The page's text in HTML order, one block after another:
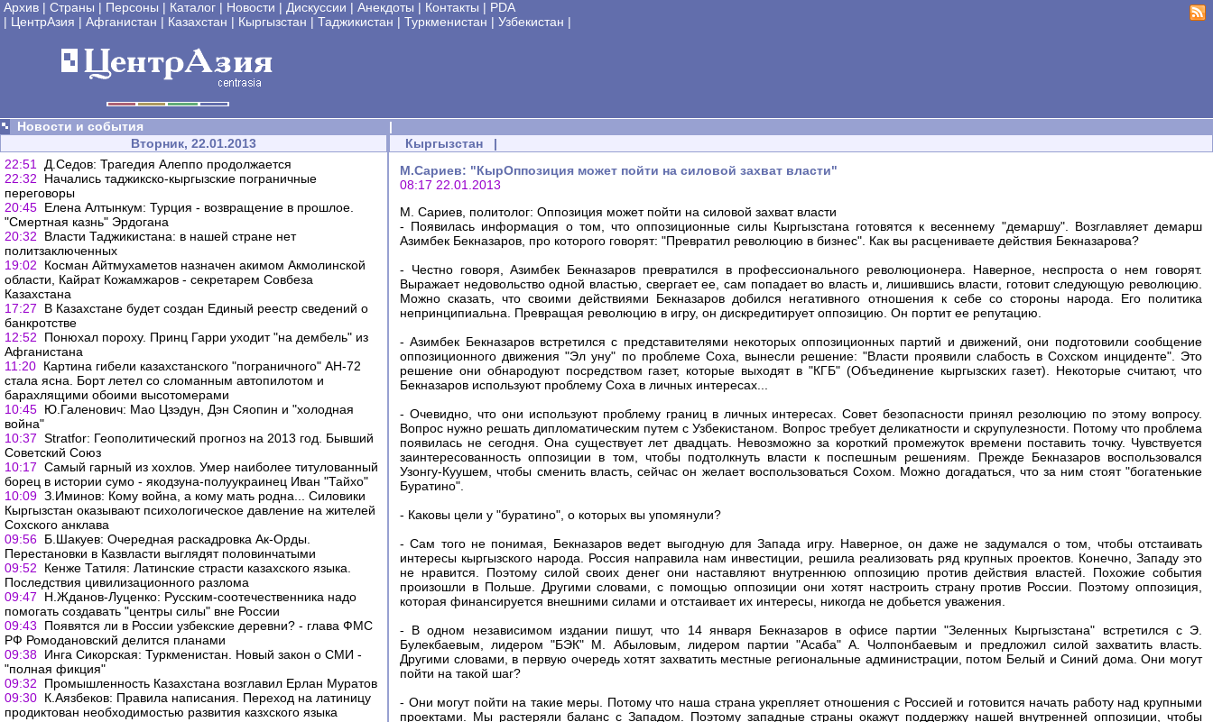
Архив | Страны | Персоны | Каталог | Новости | Дискуссии | Анекдоты | Контакты | PDA
| ЦентрАзия | Афганистан | Казахстан | Кыргызстан | Таджикистан | Туркменистан | Узбекистан |
Новости и события
|
Вторник, 22.01.2013
22:51
Д.Седов: Трагедия Алеппо продолжается
22:32
Начались таджикско-кыргызские пограничные
переговоры
20:45 Елена Алтынкум: Турция - возвращение в прошлое.
"Смертная казнь" Эрдогана
20:32
Власти Таджикистана: в нашей стране нет
политзаключенных
19:02
Косман Айтмухаметов назначен акимом Акмолинской
области, Кайрат Кожамжаров - секретарем Совбеза
Казахстана
17:27
В Казахстане будет создан Единый реестр сведений о
банкротстве
12:52
Понюхал пороху. Принц Гарри уходит "на дембель" из
Афганистана
11:20 Картина гибели казахстанского "пограничного" АН-72
стала ясна. Борт летел со сломанным автопилотом и
барахлящими обоими высотомерами
10:45 Ю.Галенович: Мао Цзэдун, Дэн Сяопин и "холодная
война"
10:37 Stratfor: Геополитический прогноз на 2013 год. Бывший
Советский Союз
10:17 Самый гарный из хохлов. Умер наиболее титулованный
борец в истории сумо - якодзуна-полуукраинец Иван "Тайхо"
10:09 З.Иминов: Кому война, а кому мать родна... Силовики
Кыргызстан оказывают психологическое давление на жителей
Сохского анклава
09:56 Б.Шакуев: Очередная раскадровка Ак-Орды.
Перестановки в Казвласти выглядят половинчатыми
09:52
Кенже Татиля: Латинские страсти казахского языка.
Последствия цивилизационного разлома
09:47
Н.Жданов-Луценко: Русским-соотечественника надо
помогать создавать "центры силы" вне России
09:43
Появятся ли в России узбекские деревни? - глава ФМС
РФ Ромодановский делится планами
09:38 Инга Сикорская: Туркменистан. Новый закон о СМИ -
"полная фикция"
09:32
Промышленность Казахстана возглавил Ерлан Муратов
09:30 К.Аязбеков: Правила написания. Переход на латиницу
продиктован необходимостью развития казхского языка
Кыргызстан |
М.Сариев: "КырОппозиция может пойти на силовой захват власти"
08:17 22.01.2013
М. Сариев, политолог: Оппозиция может пойти на силовой захват власти
- Появилась информация о том, что оппозиционные силы Кыргызстана готовятся к весеннему "демаршу". Возглавляет демарш
Азимбек Бекназаров, про которого говорят: "Превратил революцию в бизнес". Как вы расцениваете действия Бекназарова?
- Честно говоря, Азимбек Бекназаров превратился в профессионального революционера. Наверное, неспроста о нем говорят.
Выражает недовольство одной властью, свергает ее, сам попадает во власть и, лишившись власти, готовит следующую революцию.
Можно сказать, что своими действиями Бекназаров добился негативного отношения к себе со стороны народа. Его политика
непринципиальна. Превращая революцию в игру, он дискредитирует оппозицию. Он портит ее репутацию.
- Азимбек Бекназаров встретился с представителями некоторых оппозиционных партий и движений, они подготовили сообщение
оппозиционного движения "Эл уну" по проблеме Соха, вынесли решение: "Власти проявили слабость в Сохском инциденте". Это
решение они обнародуют посредством газет, которые выходят в "КГБ" (Объединение кыргызских газет). Некоторые считают, что
Бекназаров используют проблему Соха в личных интересах...
- Очевидно, что они используют проблему границ в личных интересах. Совет безопасности принял резолюцию по этому вопросу.
Вопрос нужно решать дипломатическим путем с Узбекистаном. Вопрос требует деликатности и скрупулезности. Потому что проблема
появилась не сегодня. Она существует лет двадцать. Невозможно за короткий промежуток времени поставить точку. Чувствуется
заинтересованность оппозиции в том, чтобы подтолкнуть власти к поспешным решениям. Прежде Бекназаров воспользовался
Узонгу-Куушем, чтобы сменить власть, сейчас он желает воспользоваться Сохом. Можно догадаться, что за ним стоят "богатенькие
Буратино".
- Каковы цели у "буратино", о которых вы упомянули?
- Сам того не понимая, Бекназаров ведет выгодную для Запада игру. Наверное, он даже не задумался о том, чтобы отстаивать
интересы кыргызского народа. Россия направила нам инвестиции, решила реализовать ряд крупных проектов. Конечно, Западу это
не нравится. Поэтому силой своих денег они наставляют внутреннюю оппозицию против действия властей. Похожие события
произошли в Польше. Другими словами, с помощью оппозиции они хотят настроить страну против России. Поэтому оппозиция,
которая финансируется внешними силами и отстаивает их интересы, никогда не добьется уважения.
- В одном независимом издании пишут, что 14 января Бекназаров в офисе партии "Зеленных Кыргызстана" встретился с Э.
Булекбаевым, лидером "БЭК" М. Абыловым, лидером партии "Асаба" А. Чолпонбаевым и предложил силой захватить власть.
Другими словами, в первую очередь хотят захватить местные региональные администрации, потом Белый и Синий дома. Они могут
пойти на такой шаг?
- Они могут пойти на такие меры. Потому что наша страна укрепляет отношения с Россией и готовится начать работу над крупными
проектами. Мы растеряли баланс с Западом. Поэтому западные страны окажут поддержку нашей внутренней оппозиции, чтобы